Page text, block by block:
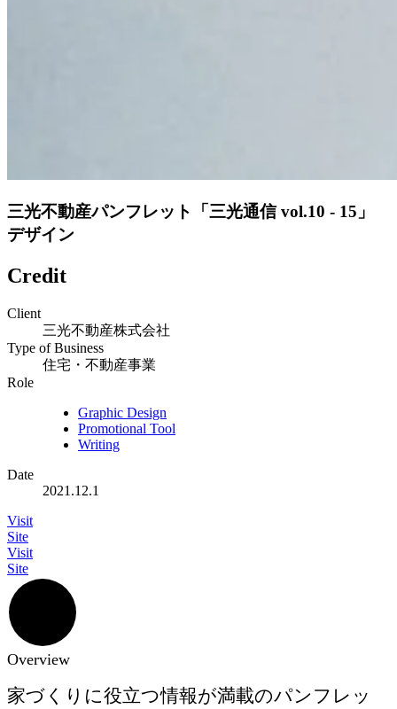
三光不動産パンフレット「三光通信 vol.10 - 15」
デザイン
Credit
Client
三光不動産株式会社
Type of Business
住宅・不動産事業
Role
Graphic Design
Promotional Tool
Writing
Date
2021.12.1
Visit
Site
Visit
Site
Overview
家づくりに役立つ情報が満載のパンフレッ